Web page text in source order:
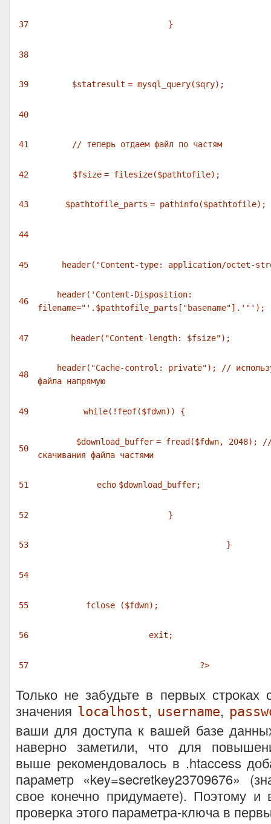
37 }
38
39 $statresult = mysql_query($qry);
40
41 // теперь отдаем файл по частям
42 $fsize = filesize($pathtofile);
43 $pathtofile_parts = pathinfo($pathtofile);
44
45 header( "Content-type: application/octet-
46
header( 'Content-Disposition:
filename="' . $pathtofile_parts ["basename"].'" ');
47 header( "Content-length: $fsize");
48
header( "Cache-control: private"); //
файла напрямую
49 while(! feof($fdwn)) {
50
$download_buffer = fread ($fdwn, 2048);
//
скачивания файла частями
51 echo $download_buffer;
52 }
53 }
54
55 fclose ($fdwn);
56 exit ;
57 ?>
Только не забудьте в первых строках
значения localhost, username,
ваши для доступа к вашей базе
наверно заметили, что для
выше рекомендовалось в .htaccess
параметр «key=secretkey23709676»
свое конечно придумаете). Поэтому и
проверка этого параметра-ключа в